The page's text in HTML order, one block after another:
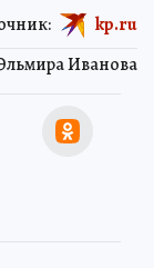
Иванова
kp.ru